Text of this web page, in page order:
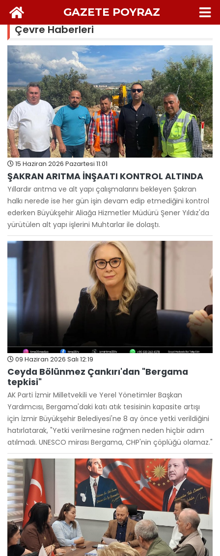
GAZETE POYRAZ
Çevre Haberleri
15 Haziran 2026 Pazartesi 11:01
ŞAKRAN ARITMA İNŞAATI KONTROL ALTINDA
Yıllardır arıtma ve alt yapı çalışmalarını bekleyen Şakran
halkı nerede ise her gün işin devam edip etmediğini kontrol
ederken Büyükşehir Aliağa Hizmetler Müdürü Şener Yıldız'da
yürütülen alt yapı işlerini Muhtarlar ile dolaştı.
09 Haziran 2026 Salı 12:19
Ceyda Bölünmez Çankırı'dan "Bergama
tepkisi"
AK Parti İzmir Milletvekili ve Yerel Yönetimler Başkan
Yardımcısı, Bergama'daki katı atık tesisinin kapasite artışı
için İzmir Büyükşehir Belediyesi'ne 8 ay önce yetki verildiğini
hatırlatarak, "Yetki verilmesine rağmen neden hiçbir adım
atılmadı. UNESCO mirası Bergama, CHP'nin çöplüğü olamaz."